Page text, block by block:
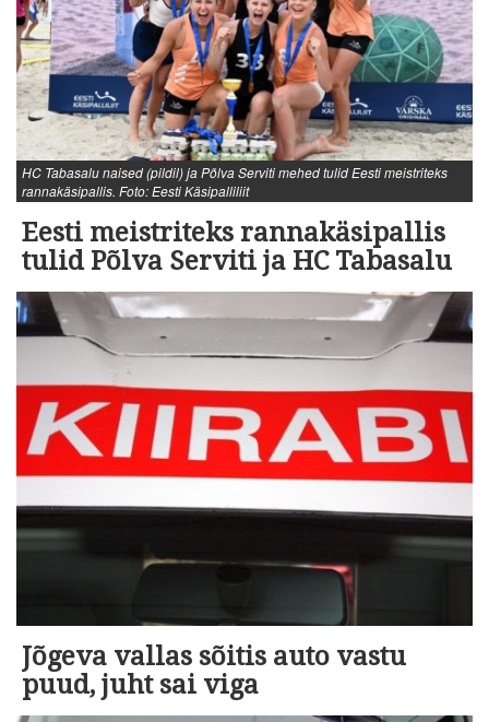
HC Tabasalu naised (pildil) ja Põlva Serviti mehed tulid Eesti meistriteks
rannakäsipallis. Foto: Eesti Käsipalliliit
Eesti meistriteks rannakäsipallis
tulid Põlva Serviti ja HC Tabasalu
Jõgeva vallas sõitis auto vastu
puud, juht sai viga